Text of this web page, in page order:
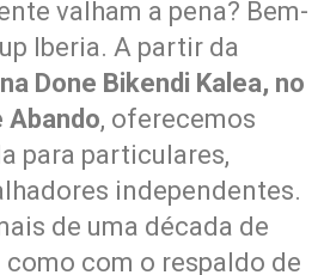
valham a pena? Bem-
Iberia. A partir da
Done Bikendi Kalea, no
Abando, oferecemos
para particulares,
independentes.
de uma década de
como com o respaldo de